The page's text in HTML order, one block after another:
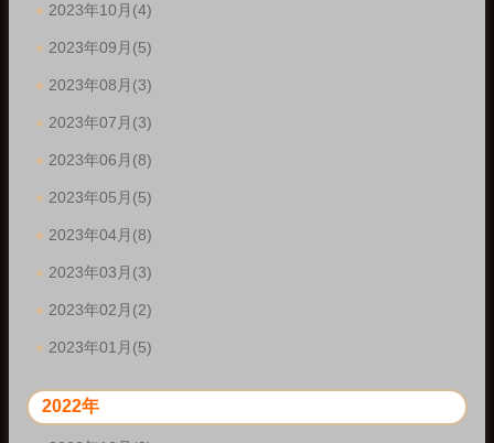
2023年10月(4)
2023年09月(5)
2023年08月(3)
2023年07月(3)
2023年06月(8)
2023年05月(5)
2023年04月(8)
2023年03月(3)
2023年02月(2)
2023年01月(5)
2022年